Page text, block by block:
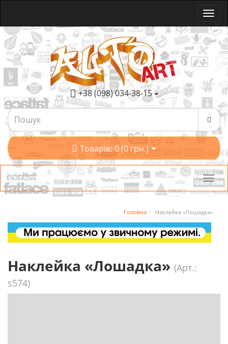
+38 (098) 034-38-15
Товарів: 0 (0 грн.)
Категорії
Головна Наклейка «Лошадка»
Наклейка «Лошадка» (Арт.:
s574)